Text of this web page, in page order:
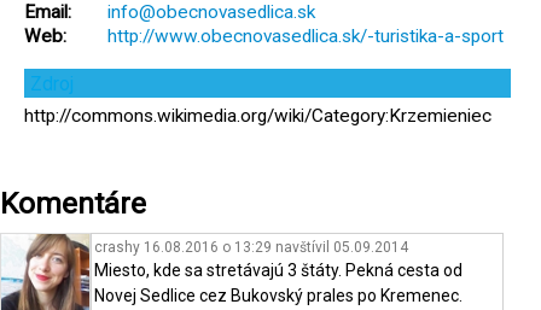
Email:
info@obecnovasedlica.sk
Web:
http://www.obecnovasedlica.sk/-turistika-a-sport
Zdroj
http://commons.wikimedia.org/wiki/Category:Krzemieniec
Komentáre
crashy 16.08.2016 o 13:29 navštívil 05.09.2014
Miesto, kde sa stretávajú 3 štáty. Pekná cesta od
Novej Sedlice cez Bukovský prales po Kremenec.